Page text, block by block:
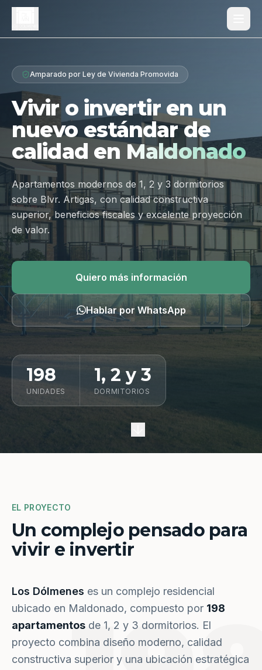
Proyecto
Diferenciales
Tipologías
Galería
Ubicación
Contacto
Hablar por WhatsApp
Amparado por Ley de Vivienda Promovida
Vivir o invertir en un
nuevo estándar de
calidad en Maldonado
Apartamentos modernos de 1, 2 y 3 dormitorios
sobre Blvr. Artigas, con calidad constructiva
superior, beneficios fiscales y excelente proyección
de valor.
Quiero más información
Hablar por WhatsApp
198
UNIDADES
1, 2 y 3
DORMITORIOS
EL PROYECTO
Un complejo pensado para
vivir e invertir
Los Dólmenes es un complejo residencial
ubicado en Maldonado, compuesto por 198
apartamentos de 1, 2 y 3 dormitorios. El
proyecto combina diseño moderno, calidad
constructiva superior y una ubicación estratégica